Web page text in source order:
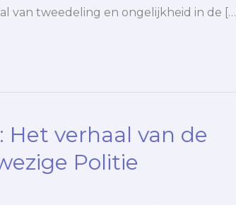
van tweedeling en ongelijkheid in de […]
Het verhaal van de
Politie